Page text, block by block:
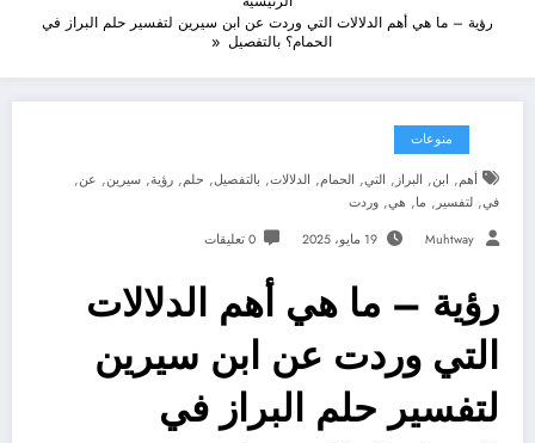
رؤية – ما هي أهم الدلالات التي وردت عن ابن سيرين لتفسير حلم البراز في
الحمام؟ بالتفصيل
منوعات
أهم, ابن, البراز , التي, الحمام, الدلالات, بالتفصيل, حلم, رؤية, سيرين, عن,
في, لتفسير , ما, هي, وردت
Muhtway 19 مايو، 2025 0 تعليقات
رؤية – ما هي أهم الدلالات
التي وردت عن ابن سيرين
لتفسير حلم البراز في